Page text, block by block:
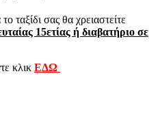
ταξίδι σας θα χρειαστείτε
15ετίας ή διαβατήριο σε
κλικ ΕΔΩ